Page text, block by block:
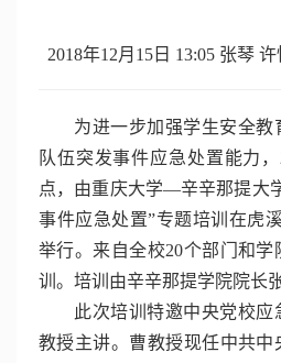
2018年12月15日 13:05 张琴
为进一步加强学生安全
队伍突发事件应急处置能力
点，由重庆大学—辛辛那提大
事件应急处置”专题培训在虎
举行。来自全校20个部门和学
训。培训由辛辛那提学院院长
此次培训特邀中央党校应
教授主讲。曹教授现任中共中